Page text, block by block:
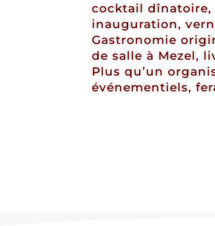
cocktail dînatoire,
inauguration,
Gastronomie
de salle à Mezel,
Plus qu’un
événementiels,